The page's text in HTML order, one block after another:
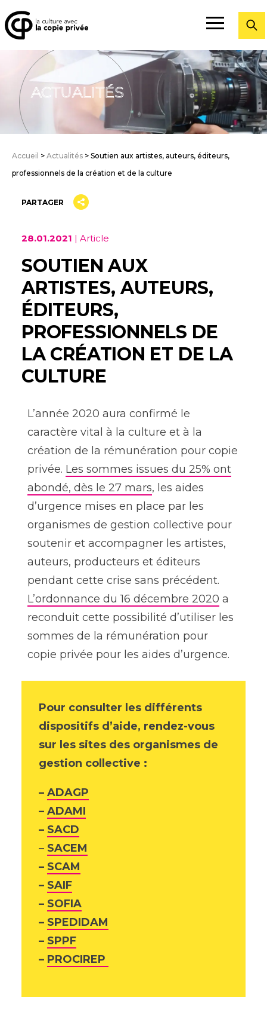
ACTUALITÉS
Accueil > Actualités > Soutien aux artistes, auteurs, éditeurs,
professionnels de la création et de la culture
PARTAGER
28.01.2021 | Article
SOUTIEN AUX
ARTISTES, AUTEURS,
ÉDITEURS,
PROFESSIONNELS DE
LA CRÉATION ET DE LA
CULTURE
L’année 2020 aura confirmé le
caractère vital à la culture et à la
création de la rémunération pour copie
privée. Les sommes issues du 25% ont
abondé, dès le 27 mars, les aides
d’urgence mises en place par les
organismes de gestion collective pour
soutenir et accompagner les artistes,
auteurs, producteurs et éditeurs
pendant cette crise sans précédent.
L’ordonnance du 16 décembre 2020 a
reconduit cette possibilité d’utiliser les
sommes de la rémunération pour
copie privée pour les aides d’urgence.
Pour consulter les différents
dispositifs d’aide, rendez-vous
sur les sites des organismes de
gestion collective :
–ADAGP
–ADAMI
– SACD
– SACEM
– SCAM
– SAIF
– SOFIA
– SPEDIDAM
– SPPF
– PROCIREP